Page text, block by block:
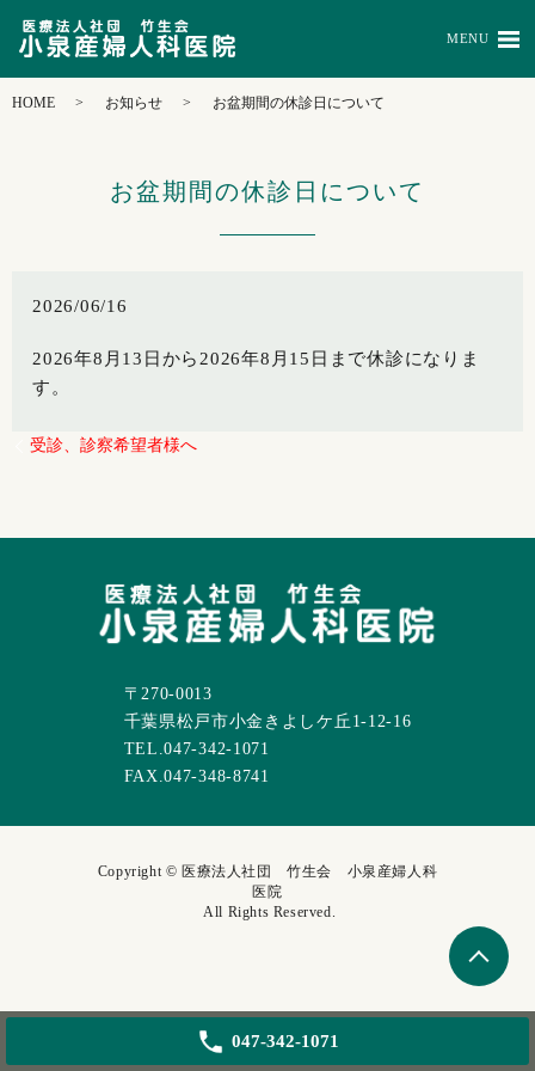
MENU
HOME お知らせ お盆期間の休診日について
お盆期間の休診日について
2026/06/16
2026年8月13日から2026年8月15日まで休診になりま
す。
受診、診察希望者様へ
047-342-1071
〒270-0013
千葉県松戸市小金きよしケ丘1-12-16
TEL.047-342-1071
FAX.047-348-8741
Copyright © 医療法人社団 竹生会 小泉産婦人科
医院
All Rights Reserved.